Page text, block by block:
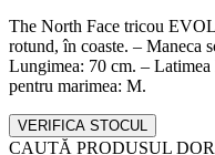
The North Face tricou
rotund, în coaste. – Maneca
Lungimea: 70 cm. –
pentru marimea: M.
VERIFICA STOCUL
CAUTĂ PRODUSUL